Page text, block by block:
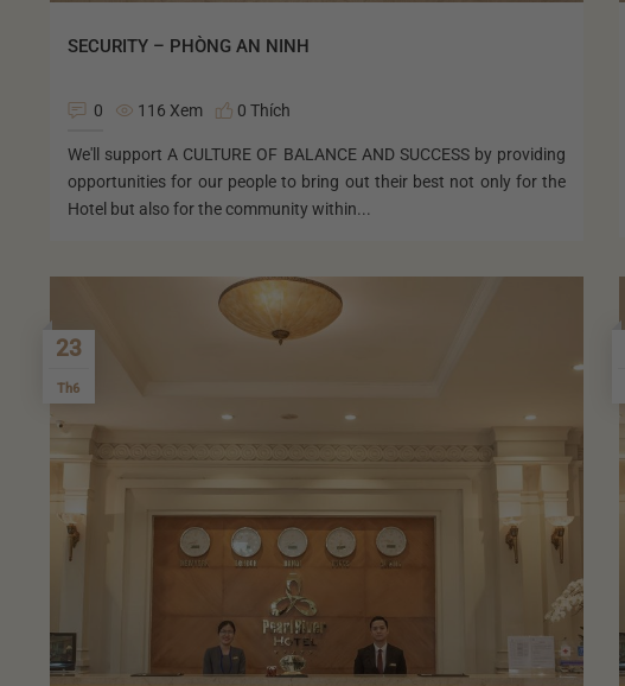
SECURITY – PHÒNG AN NINH
0 116 Xem 0 Thích
We'll support A CULTURE OF BALANCE AND SUCCESS by providing
opportunities for our people to bring out their best not only for the
Hotel but also for the community within...
23
Th6